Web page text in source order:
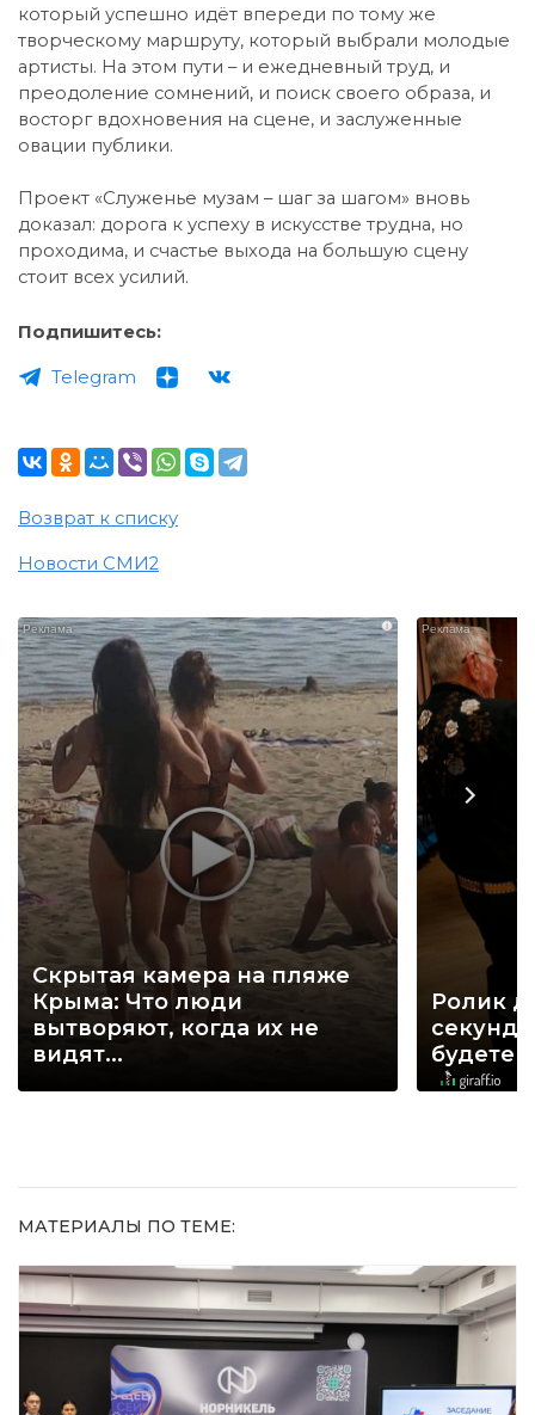
который успешно идёт впереди по тому же
творческому маршруту, который выбрали молодые
артисты. На этом пути – и ежедневный труд, и
преодоление сомнений, и поиск своего образа, и
восторг вдохновения на сцене, и заслуженные
овации публики.
Проект «Служенье музам – шаг за шагом» вновь
доказал: дорога к успеху в искусстве трудна, но
проходима, и счастье выхода на большую сцену
стоит всех усилий.
Подпишитесь:
Telegram
Возврат к списку
Новости СМИ2
i
Скрытая камера на пляже
Крыма: Что люди
вытворяют, когда их не
видят...
Ролик
секунд,
будете
МАТЕРИАЛЫ ПО ТЕМЕ: